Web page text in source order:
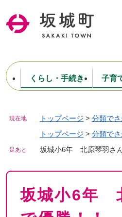
くらし・手続き
住民票・戸籍・証明
税金
子育
妊娠・出産・子育て
健康・医療
商工業
生涯学習・スポーツ
ようこそ町長室へ
人事・採用・職員
公共施設
現在地 トップページ > 分類で
トップページ > 分類で
足あと 坂城小6年 北原琴羽さ
本
坂城小6年